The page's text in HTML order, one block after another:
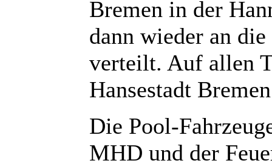
Bremen in der
dann wieder an
verteilt. Auf allen
Hansestadt
Die Pool-
MHD und der